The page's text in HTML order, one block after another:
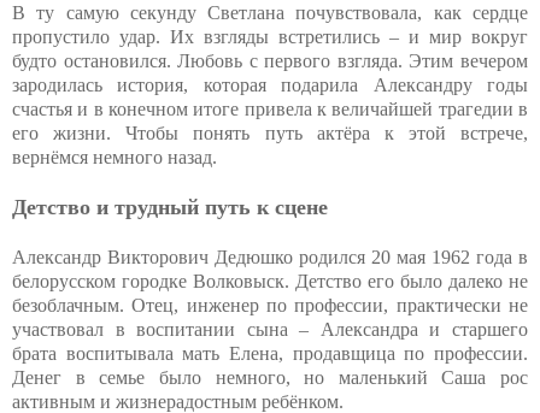
В ту самую секунду Светлана почувствовала, как сердце
пропустило удар. Их взгляды встретились – и мир вокруг
будто остановился. Любовь с первого взгляда. Этим вечером
зародилась история, которая подарила Александру годы
счастья и в конечном итоге привела к величайшей трагедии в
его жизни. Чтобы понять путь актёра к этой встрече,
вернёмся немного назад.
Детство и трудный путь к сцене
Александр Викторович Дедюшко родился 20 мая 1962 года в
белорусском городке Волковыск. Детство его было далеко не
безоблачным. Отец, инженер по профессии, практически не
участвовал в воспитании сына – Александра и старшего
брата воспитывала мать Елена, продавщица по профессии.
Денег в семье было немного, но маленький Саша рос
активным и жизнерадостным ребёнком.